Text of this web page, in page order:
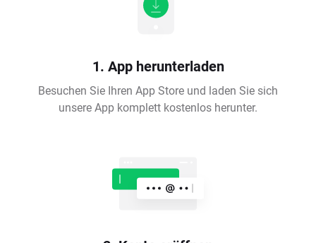
1. App herunterladen
Besuchen Sie Ihren App Store und laden Sie sich
unsere App komplett kostenlos herunter.